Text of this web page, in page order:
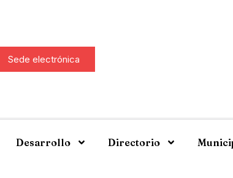
Sede electrónica
Desarrollo Directorio